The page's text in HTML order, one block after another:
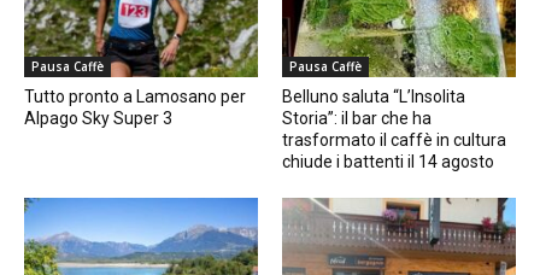
Pausa Caffè
Tutto pronto a Lamosano per
Alpago Sky Super 3
Pausa Caffè
Belluno saluta “L’Insolita
Storia”: il bar che ha
trasformato il caffè in cultura
chiude i battenti il 14 agosto